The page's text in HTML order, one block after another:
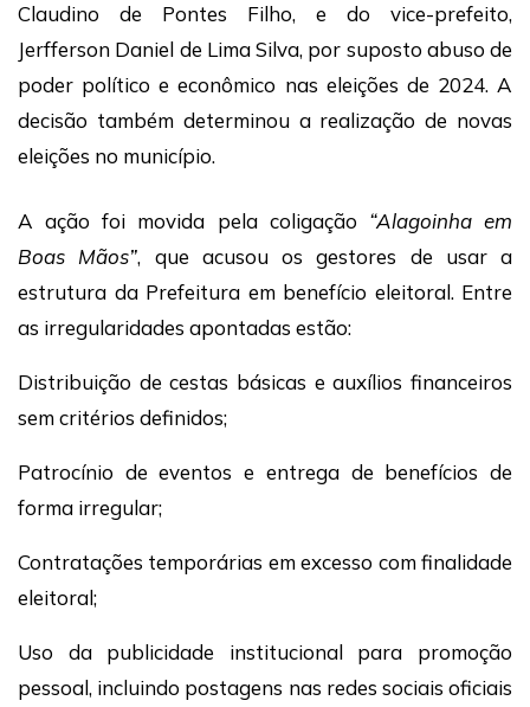
Claudino de Pontes Filho, e do vice-prefeito,
Jerfferson Daniel de Lima Silva, por suposto abuso de
poder político e econômico nas eleições de 2024. A
decisão também determinou a realização de novas
eleições no município.
A ação foi movida pela coligação “Alagoinha em
Boas Mãos”, que acusou os gestores de usar a
estrutura da Prefeitura em benefício eleitoral. Entre
as irregularidades apontadas estão:
Distribuição de cestas básicas e auxílios financeiros
sem critérios definidos;
Patrocínio de eventos e entrega de benefícios de
forma irregular;
Contratações temporárias em excesso com finalidade
eleitoral;
Uso da publicidade institucional para promoção
pessoal, incluindo postagens nas redes sociais oficiais